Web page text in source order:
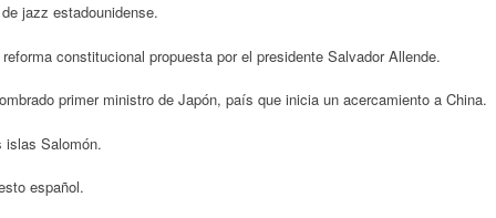
jazz estadounidense.
constitucional propuesta por el presidente Salvador Allende.
primer ministro de Japón, país que inicia un acercamiento a China.
islas Salomón.
español.